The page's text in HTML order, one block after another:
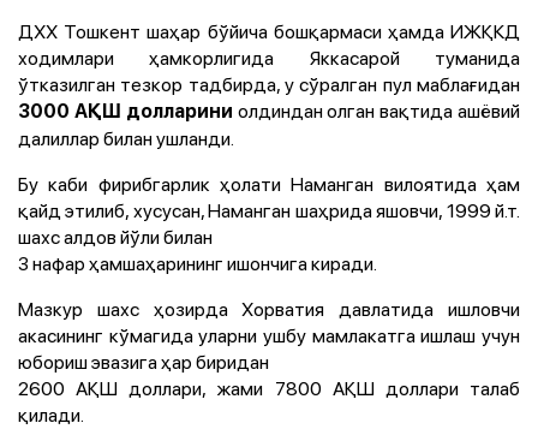
ДХХ Тошкент шаҳар бўйича бошқармаси ҳамда ИЖҚКД
ходимлари ҳамкорлигида Яккасарой туманида
ўтказилган тезкор тадбирда, у сўралган пул маблағидан
3000 АҚШ долларини олдиндан олган вақтида ашёвий
далиллар билан ушланди.
Бу каби фирибгарлик ҳолати Наманган вилоятида ҳам
қайд этилиб, хусусан, Наманган шаҳрида яшовчи, 1999 й.т.
шахс алдов йўли билан
3 нафар ҳамшаҳарининг ишончига киради.
Мазкур шахс ҳозирда Хорватия давлатида ишловчи
акасининг кўмагида уларни ушбу мамлакатга ишлаш учун
юбориш эвазига ҳар биридан
2600 АҚШ доллари, жами 7800 АҚШ доллари талаб
қилади.